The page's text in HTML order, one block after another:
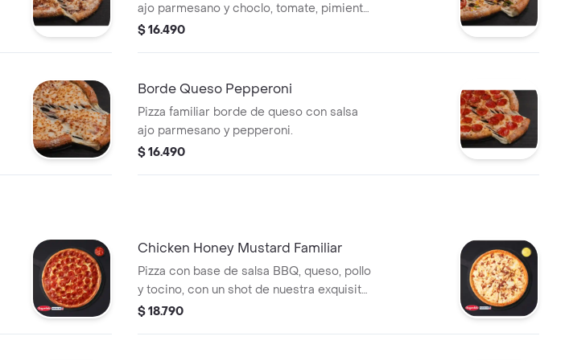
ajo parmesano y choclo, tomate, pimiento
verde, cebolla morada, aceitunas negras.
$ 16.490
Borde Queso Pepperoni
Pizza familiar borde de queso con salsa
ajo parmesano y pepperoni.
$ 16.490
Chicken Honey Mustard Familiar
Pizza con base de salsa BBQ, queso, pollo
y tocino, con un shot de nuestra exquisita
salsa Honey Mustard. Disponible en masa
$ 18.790